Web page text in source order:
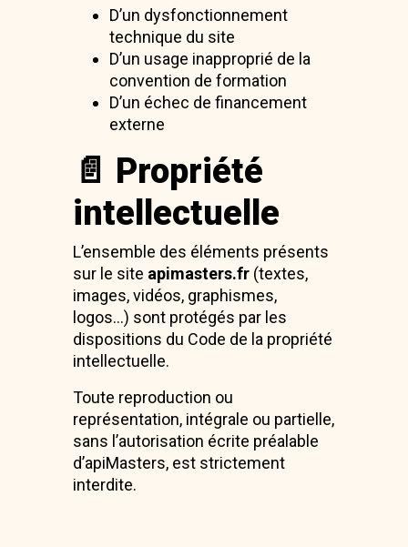
D’un dysfonctionnement
technique du site
D’un usage inapproprié de la
convention de formation
D’un échec de financement
externe
📄 Propriété
intellectuelle
L’ensemble des éléments présents
sur le site apimasters.fr (textes,
images, vidéos, graphismes,
logos…) sont protégés par les
dispositions du Code de la propriété
intellectuelle.
Toute reproduction ou
représentation, intégrale ou partielle,
sans l’autorisation écrite préalable
d’apiMasters, est strictement
interdite.